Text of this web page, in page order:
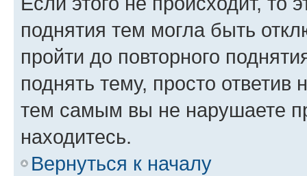
поднятия тем могла быть
пройти до повторного
поднять тему, просто ответив
тем самым вы не нарушаете
находитесь.
Вернуться к началу